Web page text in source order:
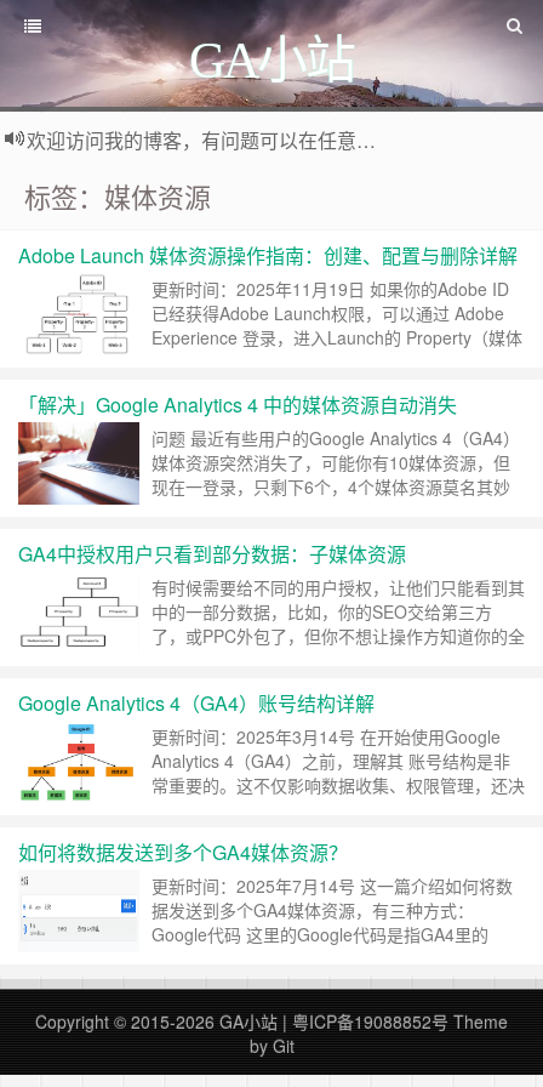
GA小站
欢迎访问我的博客，有问题可以在任意文章底部留言评论
标签：媒体资源
Adobe Launch 媒体资源操作指南：创建、配置与删除详解
更新时间：2025年11月19日 如果你的Adobe ID
已经获得Adobe Launch权限，可以通过 Adobe
Experience 登录，进入Launch的 Property（媒体
Adobe ID可以对应多个组织，一个组织可以创建
多个Property，一个……继续阅读 »
「解决」Google Analytics 4 中的媒体资源自动消失
问题 最近有些用户的Google Analytics 4（GA4）
媒体资源突然消失了，可能你有10媒体资源，但
现在一登录，只剩下6个，4个媒体资源莫名其妙
（Organization）」或子账号： GA4 UI Bug/缓存
问题（偶发） 解决方案 确认……继续阅读 »
GA4中授权用户只看到部分数据：子媒体资源
有时候需要给不同的用户授权，让他们只能看到其
中的一部分数据，比如，你的SEO交给第三方
了，或PPC外包了，但你不想让操作方知道你的全
Analytics 4（GA4）中可以通过子媒体资源
（Subproperty）实现，子媒体资源是其他媒体资
源的数据子集，通过事件过滤将……继续阅读 »
Google Analytics 4（GA4）账号结构详解
更新时间：2025年3月14号 在开始使用Google
Analytics 4（GA4）之前，理解其 账号结构是非
常重要的。这不仅影响数据收集、权限管理，还决
账号结构的三层级 GA4的账号结构是：账号——
媒体资源——数据流的的三层模型，如下： 账号
（Account……继续阅读 »
如何将数据发送到多个GA4媒体资源？
更新时间：2025年7月14号 这一篇介绍如何将数
据发送到多个GA4媒体资源，有三种方式：
Google代码 这里的Google代码是指GA4里的
资源设置」——「数据收集与修改」——「数据
流」： 然后打开对应的数据流详情，点击Google
代码里「配置代码设置」——「管理」——「管理
Google代码」——「添加……
Copyright © 2015-2026 GA小站 | 粤ICP备19088852号 Theme
by Git